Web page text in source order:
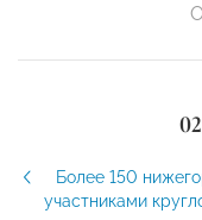
Более 150
участниками